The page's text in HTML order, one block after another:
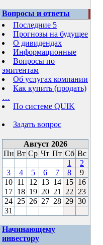
Вопросы и ответы
Последние 5
Прогнозы на будущее
О дивидендах
Информационные
Вопросы по
эмитентам
Об услугах компании
Как купить (продать)
…
По системе QUIK
Задать вопрос
Август 2026
Пн Вт Ср Чт Пт Сб Вс
1
2
3
4 5 6 7 8
9
10 11 12 13 14 15 16
17 18 19 20 21 22
23
24 25 26 27 28 29 30
31
Начинающему
инвестору